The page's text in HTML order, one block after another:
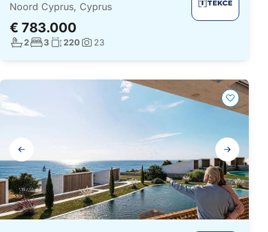
Noord Cyprus, Cyprus
€ 783.000
Aantal badkamers:
2Aantal slaapkamers:
3Woonoppervlakte:
220Foto's:
23
Galerij
navigatie